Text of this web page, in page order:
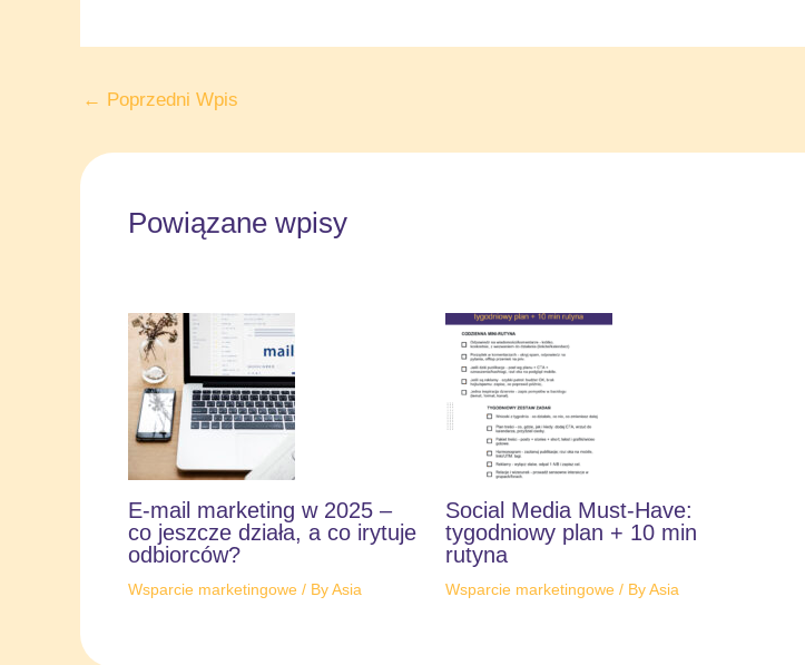
← Poprzedni Wpis
Powiązane wpisy
E-mail marketing w 2025 –
co jeszcze działa, a co irytuje
odbiorców?
Wsparcie marketingowe/ ByAsia
Social Media Must-Have:
tygodniowy plan + 10 min
rutyna
Wsparcie marketingowe/ ByAsia